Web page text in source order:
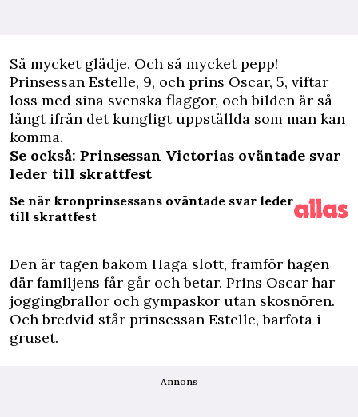
Så mycket glädje. Och så mycket pepp!
Prinsessan Estelle, 9, och prins Oscar, 5, viftar
loss med sina svenska flaggor, och bilden är så
långt ifrån det kungligt uppställda som man kan
komma.
Se också: Prinsessan Victorias oväntade svar
leder till skrattfest
Se när kronprinsessans oväntade svar leder
till skrattfest
Den är tagen bakom Haga slott, framför hagen
där familjens får går och betar. Prins Oscar har
joggingbrallor och gympaskor utan skosnören.
Och bredvid står prinsessan Estelle, barfota i
gruset.
Annons